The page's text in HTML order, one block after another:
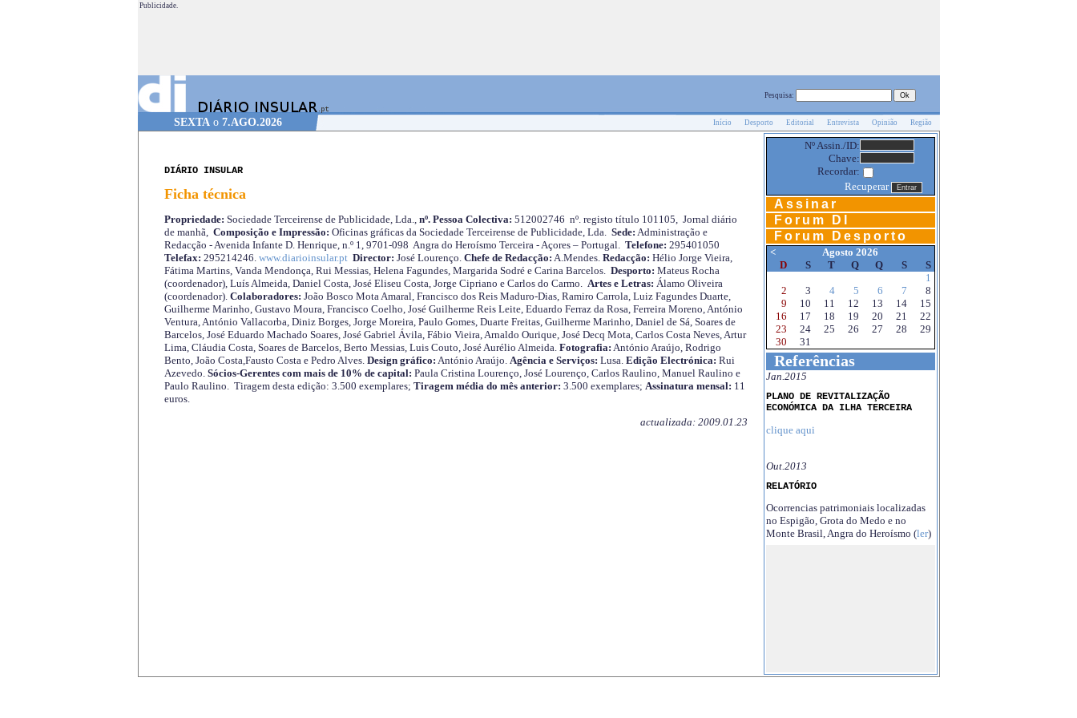
Publicidade.
Pesquisa:
SEXTAo 7.AGO.2026 Início Desporto Editorial Entrevista Opinião Região
DIÁRIO INSULAR
Ficha técnica
Propriedade: Sociedade Terceirense de Publicidade, Lda.,nº. Pessoa Colectiva: 512002746 nº. registo título 101105, Jornal diário
de manhã, Composição e Impressão: Oficinas gráficas da Sociedade Terceirense de Publicidade, Lda. Sede: Administração e
Redacção - Avenida Infante D. Henrique, n.º 1, 9701-098 Angra do Heroísmo Terceira - Açores – Portugal. Telefone: 295401050
Telefax: 295214246. www.diarioinsular.pt Director: José Lourenço. Chefe de Redacção: A.Mendes. Redacção: Hélio Jorge Vieira,
Fátima Martins, Vanda Mendonça, Rui Messias, Helena Fagundes, Margarida Sodré e Carina Barcelos. Desporto: Mateus Rocha
(coordenador), Luís Almeida, Daniel Costa, José Eliseu Costa, Jorge Cipriano e Carlos do Carmo. Artes e Letras: Álamo Oliveira
(coordenador). Colaboradores: João Bosco Mota Amaral, Francisco dos Reis Maduro-Dias, Ramiro Carrola, Luiz Fagundes Duarte,
Guilherme Marinho, Gustavo Moura, Francisco Coelho, José Guilherme Reis Leite, Eduardo Ferraz da Rosa, Ferreira Moreno, António
Ventura, António Vallacorba, Diniz Borges, Jorge Moreira, Paulo Gomes, Duarte Freitas, Guilherme Marinho, Daniel de Sá, Soares de
Barcelos, José Eduardo Machado Soares, José Gabriel Ávila, Fábio Vieira, Arnaldo Ourique, José Decq Mota, Carlos Costa Neves, Artur
Lima, Cláudia Costa, Soares de Barcelos, Berto Messias, Luis Couto, José Aurélio Almeida. Fotografia: António Araújo, Rodrigo
Bento, João Costa,Fausto Costa e Pedro Alves. Design gráfico: António Araújo. Agência e Serviços: Lusa. Edição Electrónica: Rui
Azevedo. Sócios-Gerentes com mais de 10% de capital: Paula Cristina Lourenço, José Lourenço, Carlos Raulino, Manuel Raulino e
Paulo Raulino. Tiragem desta edição: 3.500 exemplares; Tiragem média do mês anterior: 3.500 exemplares; Assinatura mensal: 11
euros.
actualizada: 2009.01.23
Nº Assin./ID:
Chave:
Recordar:
Recuperar
Assinar
Forum DI
Forum Desporto
<
Agosto 2026
D
S T Q Q S
S
1
2
3 4 5 6 7
8
9
10 11 12 13 14
15
16
17 18 19 20 21
22
23
24 25 26 27 28
29
30
31
Referências
Jan.2015
PLANO DE REVITALIZAÇÃO
ECONÓMICA DA ILHA TERCEIRA
clique aqui
Out.2013
RELATÓRIO
Ocorrencias patrimoniais localizadas
no Espigão, Grota do Medo e no
Monte Brasil, Angra do Heroísmo (ler)